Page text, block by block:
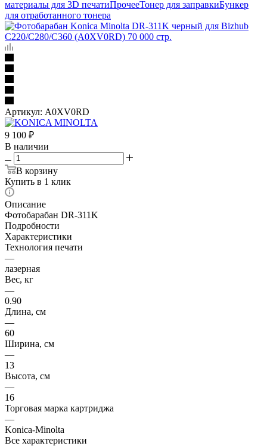
материалы для 3D печатиПрочееТонер для заправкиБункер
для отработанного тонера
Артикул: A0XV0RD
9 100 ₽
В наличии
В корзину
Купить в 1 клик
Описание
Фотобарабан DR-311K
Подробности
Характеристики
Технология печати
—
лазерная
Вес, кг
—
0.90
Длина, см
—
60
Ширина, см
—
13
Высота, см
—
16
Торговая марка картриджа
—
Konica-Minolta
Все характеристики